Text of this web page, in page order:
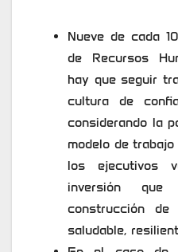
Nueve de cada
de Recursos
hay que seguir
cultura de
considerando la
modelo de
los ejecutivos
inversión
construcción
saludable,